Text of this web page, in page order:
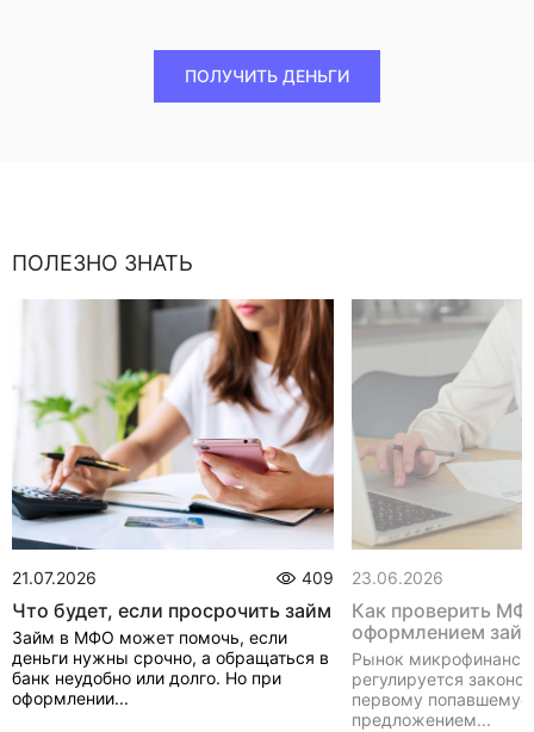
ПОЛУЧИТЬ ДЕНЬГИ
ПОЛЕЗНО ЗНАТЬ
21.07.2026 409
Что будет, если просрочить займ
Займ в МФО может помочь, если
деньги нужны срочно, а обращаться в
банк неудобно или долго. Но при
оформлении...
23.06.2026
Как проверить
оформлением
Рынок
регулируется
первому
предложением...